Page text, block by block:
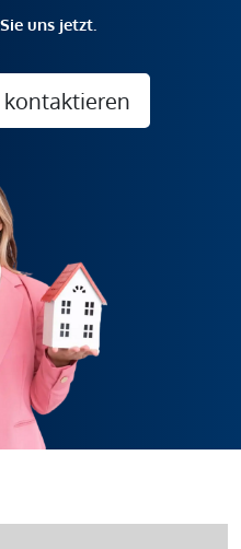
uns jetzt.
kontaktieren